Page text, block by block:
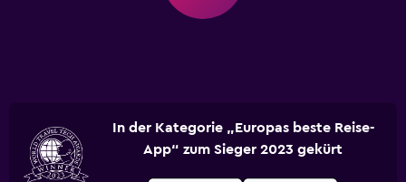
In der Kategorie „Europas beste Reise-
App“ zum Sieger 2023 gekürt